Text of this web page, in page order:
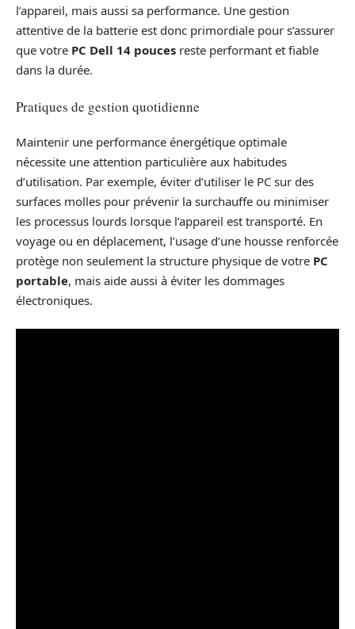
l’appareil, mais aussi sa performance. Une gestion
attentive de la batterie est donc primordiale pour s’assurer
que votre PC Dell 14 pouces reste performant et fiable
dans la durée.
Pratiques de gestion quotidienne
Maintenir une performance énergétique optimale
nécessite une attention particulière aux habitudes
d’utilisation. Par exemple, éviter d’utiliser le PC sur des
surfaces molles pour prévenir la surchauffe ou minimiser
les processus lourds lorsque l’appareil est transporté. En
voyage ou en déplacement, l’usage d’une housse renforcée
protège non seulement la structure physique de votre PC
portable, mais aide aussi à éviter les dommages
électroniques.